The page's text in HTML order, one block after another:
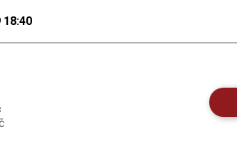
18:40